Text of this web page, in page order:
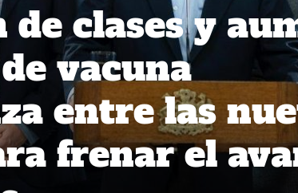
de clases y
vacuna
entre las
frenar el